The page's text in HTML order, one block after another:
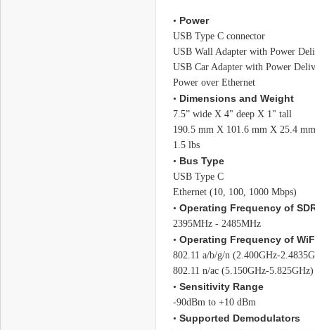
• Power
USB Type C connector
USB Wall Adapter with Power
USB Car Adapter with Power
Power over Ethernet
• Dimensions and Weight
7.5” wide X 4" deep X 1" tall
190.5 mm X 101.6 mm X 25.4 mm
1.5 lbs
• Bus Type
USB Type C
Ethernet (10, 100, 1000 Mbps)
• Operating Frequency of
2395MHz - 2485MHz
• Operating Frequency of
802.11 a/b/g/n (2.400GHz-
802.11 n/ac (5.150GHz-5.825GHz)
• Sensitivity Range
-90dBm to +10 dBm
• Supported Demodulators